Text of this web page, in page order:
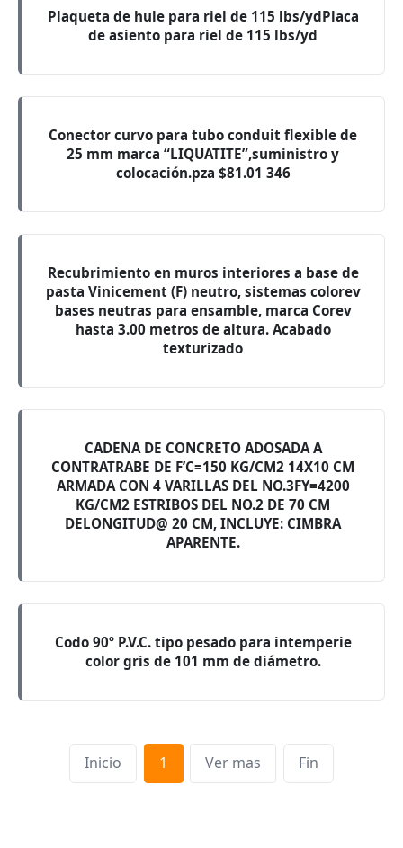
Plaqueta de hule para riel de 115 lbs/ydPlaca
de asiento para riel de 115 lbs/yd
Conector curvo para tubo conduit flexible de
25 mm marca “LIQUATITE”,suministro y
colocación.pza $81.01 346
Recubrimiento en muros interiores a base de
pasta Vinicement (F) neutro, sistemas colorev
bases neutras para ensamble, marca Corev
hasta 3.00 metros de altura. Acabado
texturizado
CADENA DE CONCRETO ADOSADA A
CONTRATRABE DE F’C=150 KG/CM2 14X10 CM
ARMADA CON 4 VARILLAS DEL NO.3FY=4200
KG/CM2 ESTRIBOS DEL NO.2 DE 70 CM
DELONGITUD@ 20 CM, INCLUYE: CIMBRA
APARENTE.
Codo 90º P.V.C. tipo pesado para intemperie
color gris de 101 mm de diámetro.
Inicio 1 Ver mas Fin